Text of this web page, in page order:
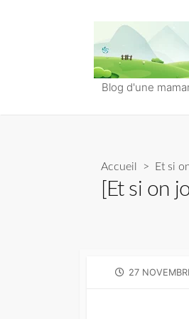
c
Blog d'une
Accueil > Et si
[Et si on
P
27